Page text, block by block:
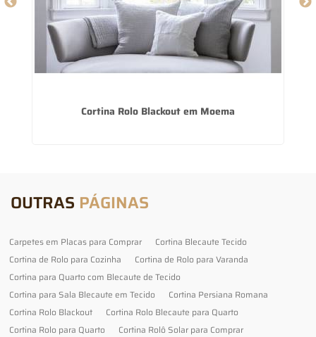
Cortina Rolo Blackout em Moema
OUTRAS PÁGINAS
Carpetes em Placas para Comprar
Cortina Blecaute Tecido
Cortina de Rolo para Cozinha
Cortina de Rolo para Varanda
Cortina para Quarto com Blecaute de Tecido
Cortina para Sala Blecaute em Tecido
Cortina Persiana Romana
Cortina Rolo Blackout
Cortina Rolo Blecaute para Quarto
Cortina Rolo para Quarto
Cortina Rolô Solar para Comprar